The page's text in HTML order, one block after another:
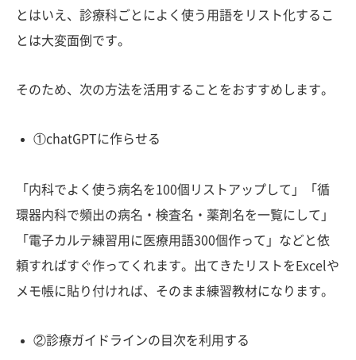
とはいえ、診療科ごとによく使う用語をリスト化するこ
とは大変面倒です。
そのため、次の方法を活用することをおすすめします。
①chatGPTに作らせる
「内科でよく使う病名を100個リストアップして」「循
環器内科で頻出の病名・検査名・薬剤名を一覧にして」
「電子カルテ練習用に医療用語300個作って」などと依
頼すればすぐ作ってくれます。出てきたリストをExcelや
メモ帳に貼り付ければ、そのまま練習教材になります。
②診療ガイドラインの目次を利用する